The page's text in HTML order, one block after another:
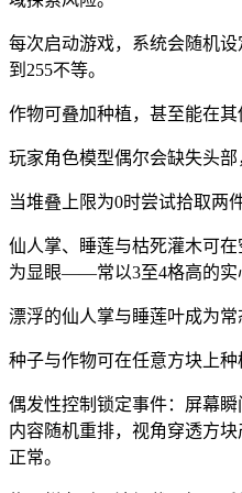
每次启动游戏，系统会随机
到255不等。
作物可叠加种植，甚至能在其
玩家角色模型偶尔会缺失头部
当堆叠上限为0时尝试拾取两
仙人掌、睡莲与枯死灌木可
为显眼——常以3至4格高的实
漂浮的仙人掌与睡莲叶成为常
种子与作物可在任意方块上种
偶发性控制锁定事件：屏幕
内容随机重排，视角穿透方
正常。